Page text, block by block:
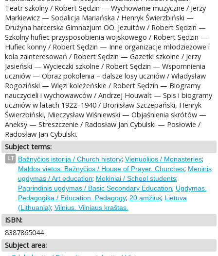
Teatr szkolny / Robert Sędzin — Wychowanie muzyczne / Jerzy
Markiewicz — Sodalicja Mariańska / Henryk Świerzbiński —
Drużyna harcerska Gimnazjum OO. Jezuitów / Robert Sędzin —
Szkolny hufiec przysposobienia wojskowego / Robert Sędzin —
Hufiec konny / Robert Sędzin — Inne organizacje młodzieżowe i
kola zainteresowań / Robert Sędzin — Gazetki szkolne / Jerzy
Jasieński — Wycieczki szkolne / Robert Sędzin — Wspomnienia
uczniów — Obraz pokolenia – dalsze losy uczniów / Władysław
Rogoziński — Więzi koleżeńskie / Robert Sędzin — Biogramy
nauczycieli i wychowawców / Andrzej Houwalt — Spis i biogramy
uczniów w latach 1922–1940 / Bronisław Szczepański, Henryk
Świerzbiński, Mieczysław Wiśniewski — Objaśnienia skrótów —
Aneksy — Streszczenie / Radosław Jan Cybulski — Posłowie /
Radosław Jan Cybulski.
Subject terms:
LT Bažnyčios istorija / Church history; Vienuolijos / Monasteries;
Maldos vietos. Bažnyčios / House of Prayer. Churches; Meninis
ugdymas / Art education; Mokiniai / School students;
Pagrindinis ugdymas / Basic Secondary Education; Ugdymas.
Pedagogika / Education. Pedagogy; 20 amžius; Lietuva
(Lithuania); Vilnius. Vilniaus kraštas.
ISBN:
8387865044
Subject area: